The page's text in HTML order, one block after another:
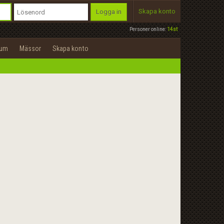
Personer online:14st
Logga in Skapa konto
Mässor Skapa konto